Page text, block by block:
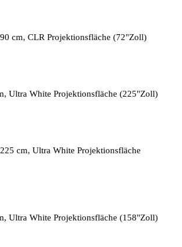
cm, CLR Projektionsfläche (72"Zoll)
Ultra White Projektionsfläche (225"Zoll)
cm, Ultra White Projektionsfläche
Ultra White Projektionsfläche (158"Zoll)